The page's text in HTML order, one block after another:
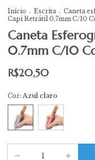
Início . Escrita . Caneta
Capi Retrátil 0.7mm C/10
Caneta
0.7mm C/10
R$20,50
Cor: Azul claro